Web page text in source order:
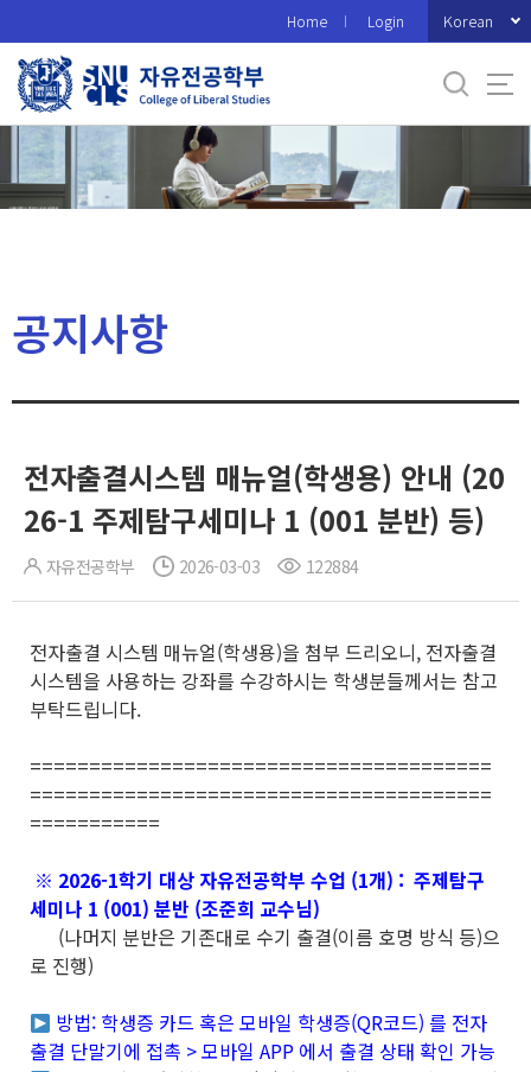
로
메
Home Login Korean
공지사항
전자출결시스템 매뉴얼(학생용) 안내 (20
26-1 주제탐구세미나 1 (001 분반) 등)
자유전공학부 2026-03-03 122884
전자출결 시스템 매뉴얼(학생용)을 첨부 드리오니, 전자출결
시스템을 사용하는 강좌를 수강하시는 학생분들께서는 참고
부탁드립니다.
=======================================
=======================================
===========
※ 2026-1학기 대상 자유전공학부 수업 (1개) : 주제탐구
세미나 1 (001) 분반 (조준희 교수님)
(나머지 분반은 기존대로 수기 출결(이름 호명 방식 등)으
로 진행)
방법: 학생증 카드 혹은 모바일 학생증(QR코드) 를 전자
출결 단말기에 접촉 > 모바일 APP 에서 출결 상태 확인 가능